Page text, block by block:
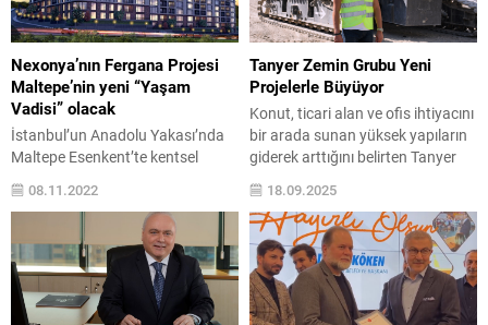
Nexonya’nın Fergana Projesi
Maltepe’nin yeni “Yaşam
Vadisi” olacak
İstanbul’un Anadolu Yakası’nda
Maltepe Esenkent’te kentsel
dönüşümle hayata geçirilecek
olan Nexonya’nın Fergana projesi,
“Yaşam Vadisi” mottosuyla, yatay
mimari olarak estetik bir
konseptte inşa edilecek. 38 bin
metrekare inşaat alanına sahip
olan Fergana, 8 bin 617
08.11.2022
Tanyer Zemin Grubu Yeni
Projelerle Büyüyor
Konut, ticari alan ve ofis ihtiyacını
bir arada sunan yüksek yapıların
giderek arttığını belirten Tanyer
Yapı Zemin Grubu Koordinatörü
İnşaat Yüksek Mühendisi
Batuhan Tozburun, zemin
mühendisliğine daha çok önem
verildiğini söyledi. İzmir’de 9 ve
İstanbul’da 1 adet olmak üzere;
toplam 10 şantiyede birden
18.09.2025